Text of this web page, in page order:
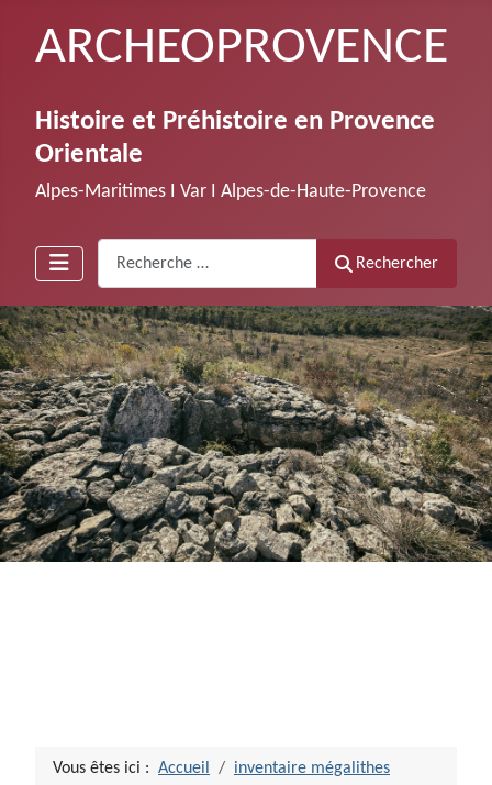
ARCHEOPROVENCE
Histoire et Préhistoire en Provence
Orientale
Alpes-Maritimes Ι Var Ι Alpes-de-Haute-Provence
Rechercher
Vous êtes ici : Accueil
inventaire mégalithes